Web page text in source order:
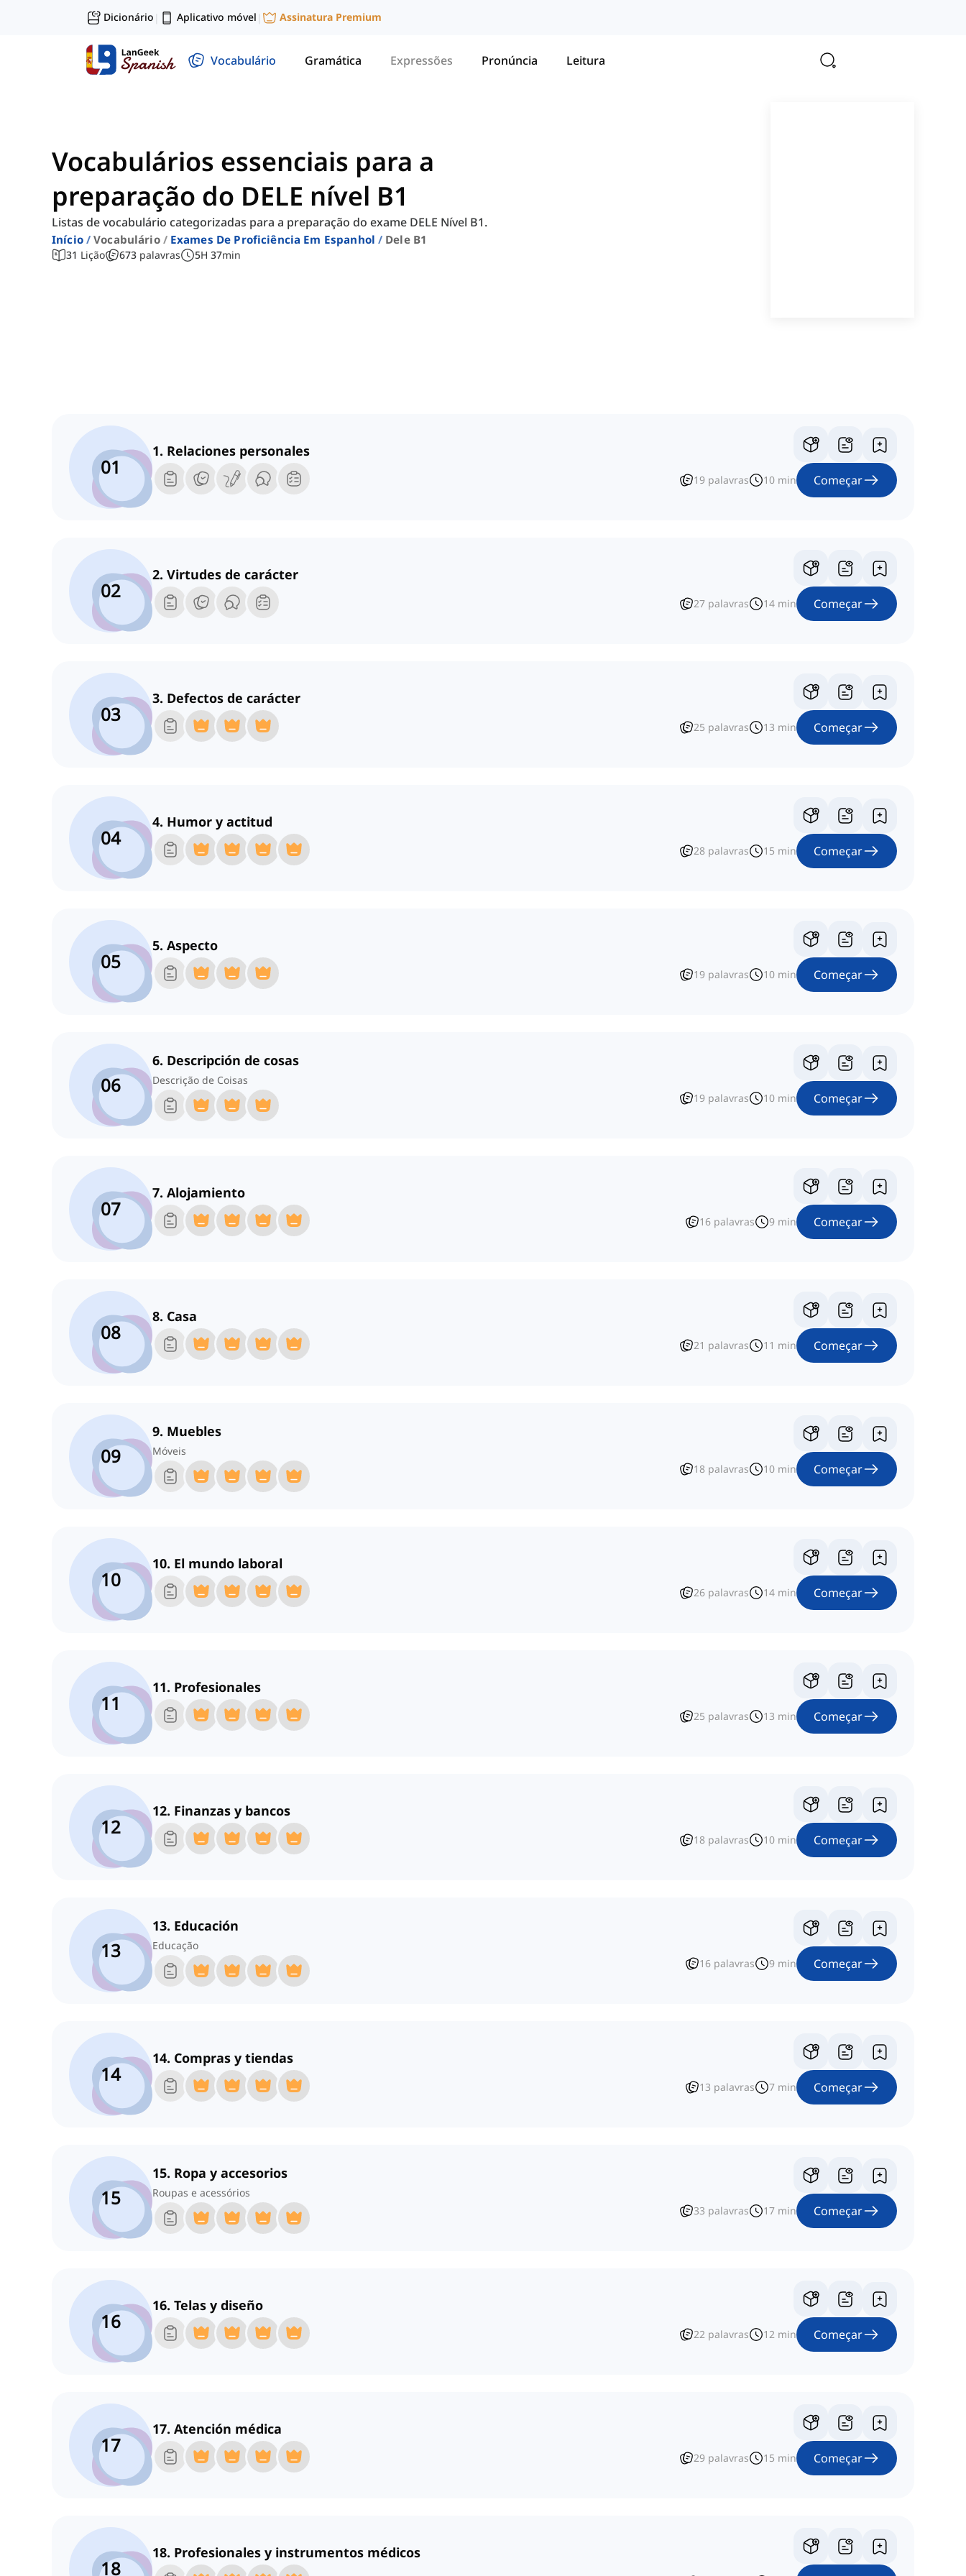
Dicionário | Aplicativo móvel | Assinatura Premium
Vocabulário Gramática Expressões Pronúncia Leitura
Vocabulários essenciais para a
preparação do DELE nível B1
Listas de vocabulário categorizadas para a preparação do exame DELE Nível B1.
Início Vocabulário Exames De Proficiência Em Espanhol Dele B1
31 Lição 673 palavras 5H 37min
01
1. Relaciones personales
19 palavras 10 min Começar
02
2. Virtudes de carácter
27 palavras 14 min Começar
03
3. Defectos de carácter
25 palavras 13 min Começar
04
4. Humor y actitud
28 palavras 15 min Começar
05
5. Aspecto
19 palavras 10 min Começar
06
6. Descripción de cosas
Descrição de Coisas
19 palavras 10 min Começar
07
7. Alojamiento
16 palavras 9 min Começar
08
8. Casa
21 palavras 11 min Começar
09
9. Muebles
Móveis
18 palavras 10 min Começar
10
10. El mundo laboral
26 palavras 14 min Começar
11
11. Profesionales
25 palavras 13 min Começar
12
12. Finanzas y bancos
18 palavras 10 min Começar
13
13. Educación
Educação
16 palavras 9 min Começar
14
14. Compras y tiendas
13 palavras 7 min Começar
15
15. Ropa y accesorios
Roupas e acessórios
33 palavras 17 min Começar
16
16. Telas y diseño
22 palavras 12 min Começar
17
17. Atención médica
29 palavras 15 min Começar
18
18. Profesionales y instrumentos médicos